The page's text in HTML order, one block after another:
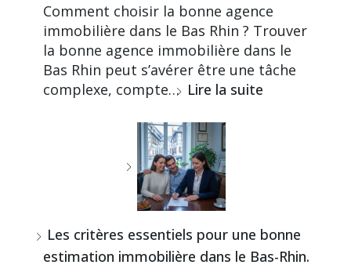
Comment choisir la bonne agence
immobilière dans le Bas Rhin ? Trouver
la bonne agence immobilière dans le
Bas Rhin peut s’avérer être une tâche
complexe, compte… Lire la suite
Les critères essentiels pour une bonne
estimation immobilière dans le Bas-Rhin.